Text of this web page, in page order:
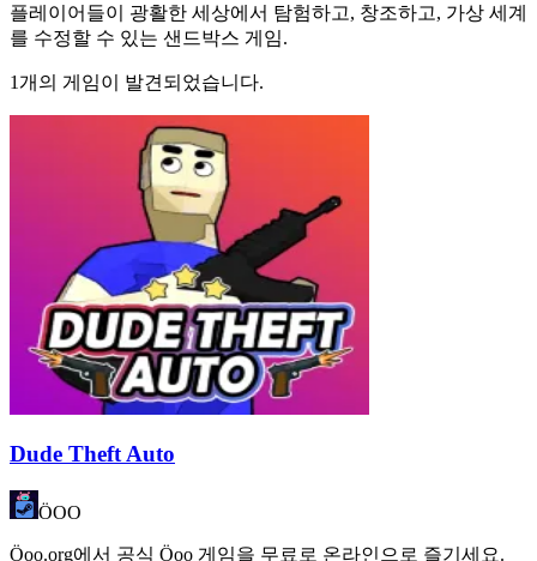
플레이어들이 광활한 세상에서 탐험하고, 창조하고, 가상 세계
를 수정할 수 있는 샌드박스 게임.
1개의 게임이 발견되었습니다.
Dude Theft Auto
ÖOO
Öoo.org에서 공식 Öoo 게임을 무료로 온라인으로 즐기세요.